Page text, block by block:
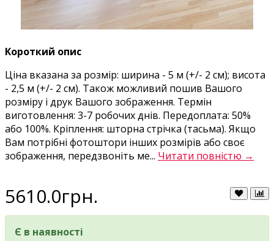
Короткий опис
Ціна вказана за розмір: ширина - 5 м (+/- 2 см); висота
- 2,5 м (+/- 2 см). Також можливий пошив Вашого
розміру і друк Вашого зображення. Термін
виготовлення: 3-7 робочих днів. Передоплата: 50%
або 100%. Кріплення: шторна стрічка (тасьма). Якщо
Вам потрібні фотоштори інших розмірів або своє
зображення, передзвоніть ме... Читати повністю →
5610.0грн.
Є в наявності